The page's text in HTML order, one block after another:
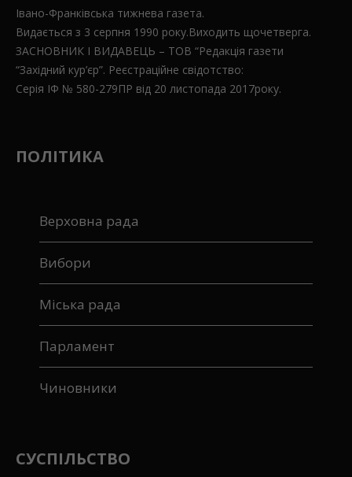
Івано-Франківська тижнева газета.
Видається з 3 серпня 1990 року.Виходить щочетверга.
ЗАСНОВНИК І ВИДАВЕЦЬ – ТОВ “Редакція газети
“Західний кур’єр”. Реєстраційне свідотство:
Серія ІФ № 580-279ПР від 20 листопада 2017року.
ПОЛІТИКА
Верховна рада
Вибори
Міська рада
Парламент
Чиновники
СУСПІЛЬСТВО